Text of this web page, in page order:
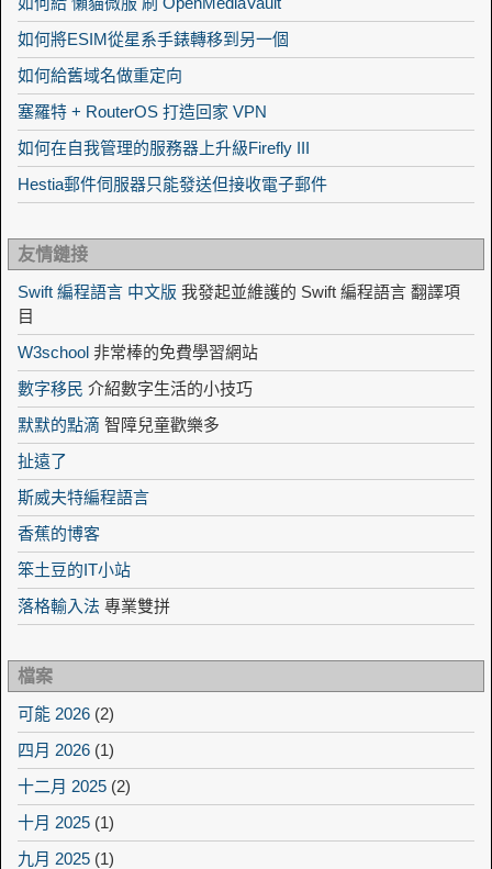
如何將ESIM從星系手錶轉移到另一個
如何給舊域名做重定向
塞羅特 + RouterOS 打造回家 VPN
如何在自我管理的服務器上升級Firefly III
Hestia郵件伺服器只能發送但接收電子郵件
友情鏈接
Swift 編程語言 中文版 我發起並維護的 Swift 編程語言 翻譯項
目
W3school 非常棒的免費學習網站
數字移民 介紹數字生活的小技巧
默默的點滴 智障兒童歡樂多
扯遠了
斯威夫特編程語言
香蕉的博客
笨土豆的IT小站
落格輸入法 專業雙拼
檔案
可能 2026 (2)
四月 2026 (1)
十二月 2025 (2)
十月 2025 (1)
九月 2025 (1)